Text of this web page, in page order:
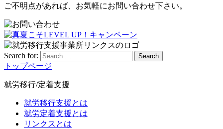
ご不明点があれば、お気軽にお問い合わせ下さい。
Search for: Search
トップページ
就労移行/定着支援
就労移行支援とは
就労定着支援とは
リンクスとは